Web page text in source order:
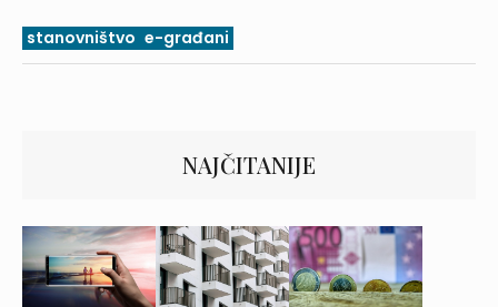
stanovništvo e-građani
NAJČITANIJE